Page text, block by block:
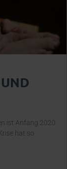
ist Anfang 2020
hat so